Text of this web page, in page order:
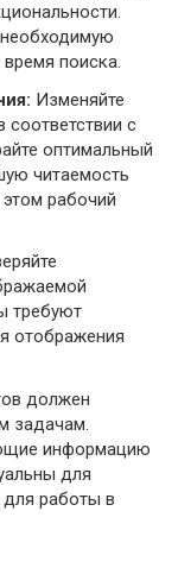
поиска.
Изменяйте
с
оптимальный
читаемость
рабочий
требуют
отображения
должен
задачам.
информацию
для
работы в